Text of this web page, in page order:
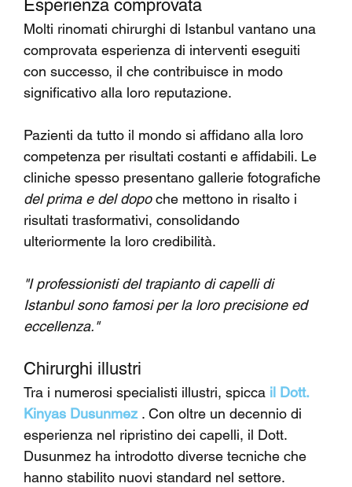
Esperienza comprovata
Molti rinomati chirurghi di Istanbul vantano una
comprovata esperienza di interventi eseguiti
con successo, il che contribuisce in modo
significativo alla loro reputazione.
Pazienti da tutto il mondo si affidano alla loro
competenza per risultati costanti e affidabili. Le
cliniche spesso presentano gallerie fotografiche
del prima e del dopo che mettono in risalto i
risultati trasformativi, consolidando
ulteriormente la loro credibilità.
"I professionisti del trapianto di capelli di
Istanbul sono famosi per la loro precisione ed
eccellenza."
Chirurghi illustri
Tra i numerosi specialisti illustri, spicca il Dott.
Kinyas Dusunmez . Con oltre un decennio di
esperienza nel ripristino dei capelli, il Dott.
Dusunmez ha introdotto diverse tecniche che
hanno stabilito nuovi standard nel settore.